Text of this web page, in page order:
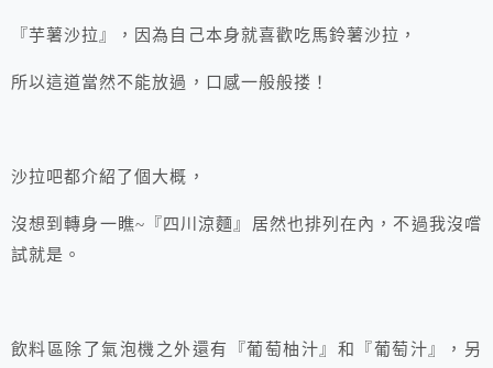
『芋薯沙拉』，因為自己本身就喜歡吃馬鈴薯沙拉，
所以這道當然不能放過，口感一般般搂！
沙拉吧都介紹了個大概，
沒想到轉身一瞧~『四川涼麵』居然也排列在內，不過我沒嚐
試就是。
飲料區除了氣泡機之外還有『葡萄柚汁』和『葡萄汁』，另